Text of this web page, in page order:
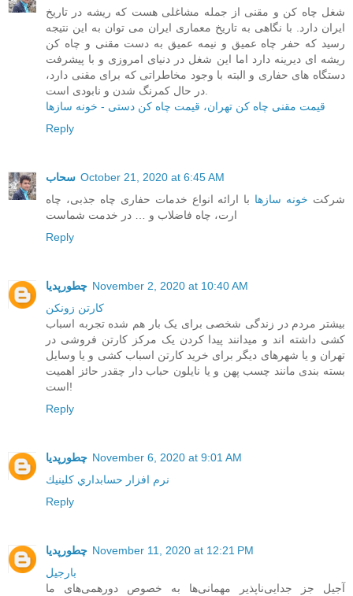
شغل چاه کن و مقنی از جمله مشاغلی هست که ریشه در تاریخ
ایران دارد. با نگاهی به تاریخ معماری ایران می توان به این نتیجه
رسید که حفر چاه عمیق و نیمه عمیق به دست مقنی و چاه کن
ریشه ای دیرینه دارد اما این شغل در دنیای امروزی و با پیشرفت
دستگاه های حفاری و البته با وجود مخاطراتی که برای مقنی دارد،
قیمت مقنی چاه کن تهران، قیمت چاه کن دستی - خونه سازها
Reply
سحاب October 21, 2020 at 6:45 AM
شرکت خونه سازها با ارائه انواع خدمات حفاری چاه جذبی، چاه
ارت، چاه فاضلاب و … در خدمت شماست
Reply
چطورپدیا November 2, 2020 at 10:40 AM
کارتن زونکن
بیشتر مردم در زندگی شخصی برای یک بار هم شده تجربه اسباب
کشی داشته اند و میدانند پیدا کردن یک مرکز کارتن فروشی در
تهران و یا شهرهای دیگر برای خرید کارتن اسباب کشی و یا وسایل
بسته بندی مانند چسب پهن و یا نایلون حباب دار چقدر حائز اهمیت
است!
Reply
چطورپدیا November 6, 2020 at 9:01 AM
نرم افزار حسابداري كلينيك
Reply
چطورپدیا November 11, 2020 at 12:21 PM
بارجیل
آجیل جز جدایی‌ناپذیر مهمانی‌ها به‌ خصوص دورهمی‌های ما